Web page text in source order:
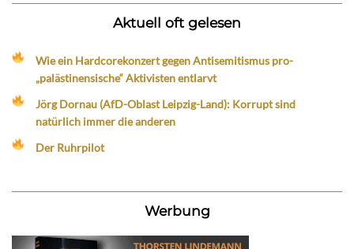
Aktuell oft gelesen
Wie ein Hardcorekonzert gegen Antisemitismus pro-
„palästinensische“ Aktivisten entlarvt
Jörg Dornau (AfD-Oblast Leipzig-Land): Korrupt sind
natürlich immer die anderen
Der Ruhrpilot
Werbung